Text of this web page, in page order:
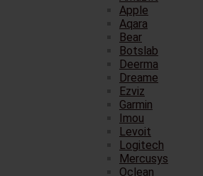
Apple
Aqara
Bear
Botslab
Deerma
Dreame
Ezviz
Garmin
Imou
Levoit
Logitech
Mercusys
Oclean